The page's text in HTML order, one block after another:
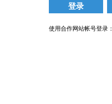
使用合作网站帐号登录：